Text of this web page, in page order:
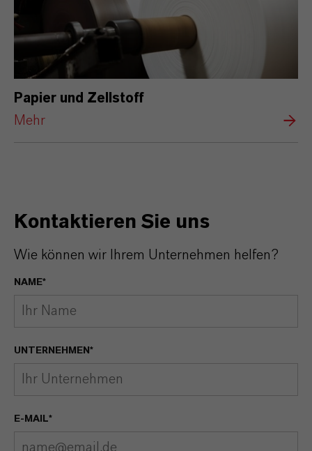
Papier und Zellstoff
Mehr
Kontaktieren Sie uns
Wie können wir Ihrem Unternehmen helfen?
NAME*
UNTERNEHMEN*
E-MAIL*